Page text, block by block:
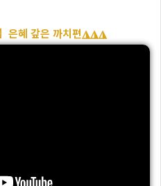
은혜 갚은 까치편◮◮◮